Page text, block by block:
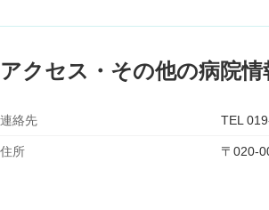
アクセス・その他の病院情
連絡先 TEL
住所 〒020-